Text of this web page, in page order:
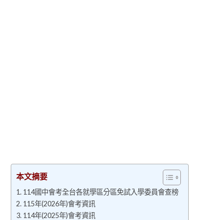
本文摘要
114國中會考全台各就學區分區免試入學委員會查榜
115年(2026年)會考資訊
114年(2025年)會考資訊